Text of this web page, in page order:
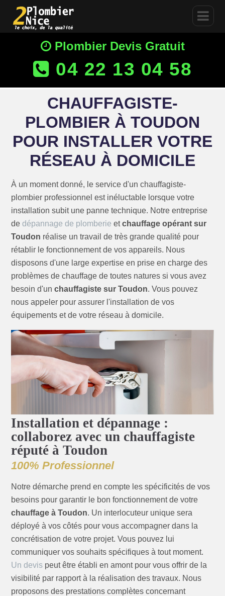
Plombier Devis Gratuit
04 22 13 04 58
CHAUFFAGISTE-
PLOMBIER À TOUDON
POUR INSTALLER VOTRE
RÉSEAU À DOMICILE
À un moment donné, le service d'un chauffagiste-
plombier professionnel est inéluctable lorsque votre
installation subit une panne technique. Notre entreprise
dedépannage de plomberie etchauffage opérant sur
Toudon réalise un travail de très grande qualité pour
rétablir le fonctionnement de vos appareils. Nous
disposons d'une large expertise en prise en charge des
problèmes de chauffage de toutes natures si vous avez
besoin d'unchauffagiste sur Toudon. Vous pouvez
nous appeler pour assurer l'installation de vos
équipements et de votre réseau à domicile.
Installation et dépannage :
collaborez avec un chauffagiste
réputé à Toudon
100% Professionnel
Notre démarche prend en compte les spécificités de vos
besoins pour garantir le bon fonctionnement de votre
chauffage à Toudon. Un interlocuteur unique sera
déployé à vos côtés pour vous accompagner dans la
concrétisation de votre projet. Vous pouvez lui
communiquer vos souhaits spécifiques à tout moment.
Un devis peut être établi en amont pour vous offrir de la
visibilité par rapport à la réalisation des travaux. Nous
proposons des prestations complètes concernant